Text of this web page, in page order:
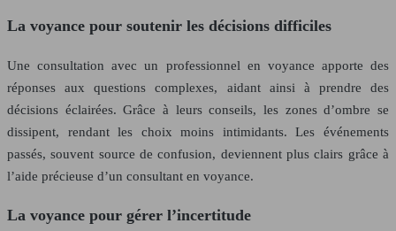
La voyance pour soutenir les décisions difficiles
Une consultation avec un professionnel en voyance apporte des
réponses aux questions complexes, aidant ainsi à prendre des
décisions éclairées. Grâce à leurs conseils, les zones d’ombre se
dissipent, rendant les choix moins intimidants. Les événements
passés, souvent source de confusion, deviennent plus clairs grâce à
l’aide précieuse d’un consultant en voyance.
La voyance pour gérer l’incertitude